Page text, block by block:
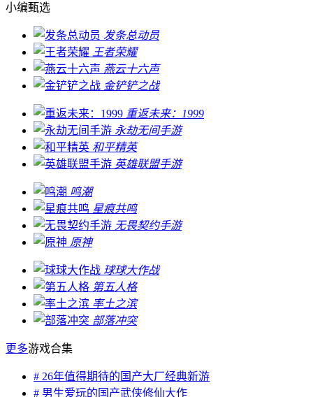
小编甄选
发条总动员
王者荣耀
燕云十六声
金铲铲之战
重返未来：1999
永劫无间手游
和平精英
英雄联盟手游
鸣潮
星痕共鸣
无畏契约手游
原神
球球大作战
第五人格
率土之滨
部落冲突
更多游戏合集
# 26年值得期待的国产大厂经典新游
# 男生爱玩的国产武侠修仙大作